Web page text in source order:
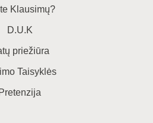
Klausimų?
D.U.K
priežiūra
Taisyklės
Pretenzija